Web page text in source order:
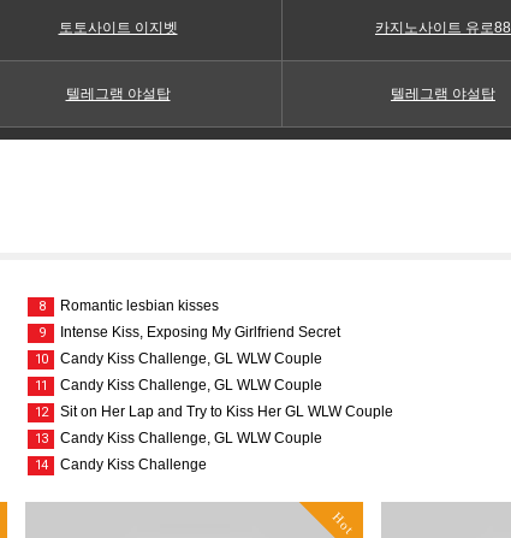
토토사이트 이지벳 카지노사이트 유로88
텔레그램 야설탑 텔레그램 야설탑
8 Romantic lesbian kisses
9 Intense Kiss, Exposing My Girlfriend Secret
10 Candy Kiss Challenge, GL WLW Couple
11 Candy Kiss Challenge, GL WLW Couple
12 Sit on Her Lap and Try to Kiss Her GL WLW Couple
13 Candy Kiss Challenge, GL WLW Couple
14 Candy Kiss Challenge
Hot